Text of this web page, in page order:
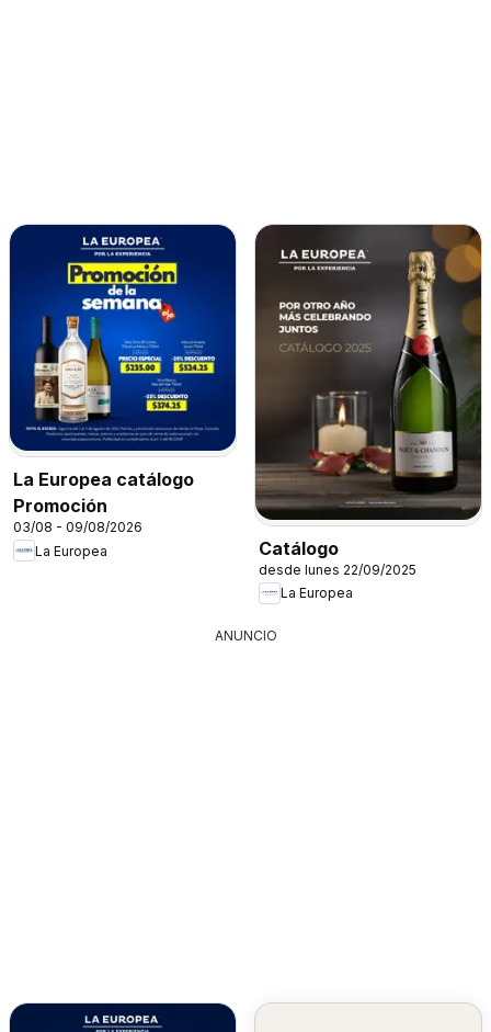
La Europea catálogo
Promoción
03/08 - 09/08/2026
La Europea
Catálogo
desde lunes 22/09/2025
La Europea
ANUNCIO